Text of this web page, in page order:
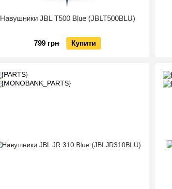
Навушники JBL T500 Blue (JBLT500BLU)
799 грн Купити